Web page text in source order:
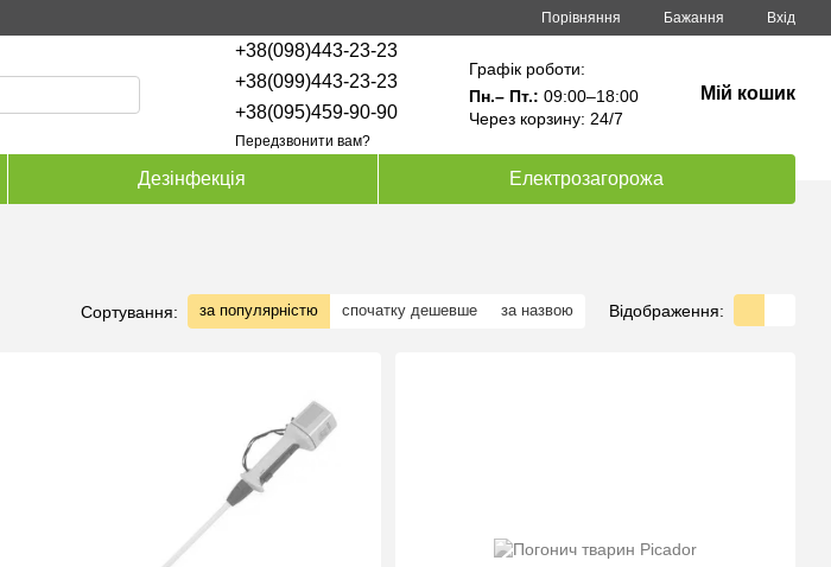
Порівняння Бажання Вхід
+38(098)443-23-23
+38(099)443-23-23
+38(095)459-90-90
Передзвонити вам?
Графік роботи:
Пн.– Пт.: 09:00–18:00
Через корзину: 24/7
Мій кошик
Дезінфекція Електрозагорожа
Сортування: за популярністю спочатку дешевше за назвою Відображення: